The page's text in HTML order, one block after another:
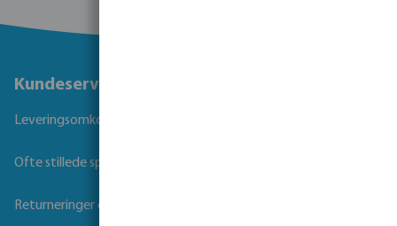
Kundeservice
Leveringsomkostninger og transporttid
Ofte stillede spørgsmål
Returneringer og Garanti